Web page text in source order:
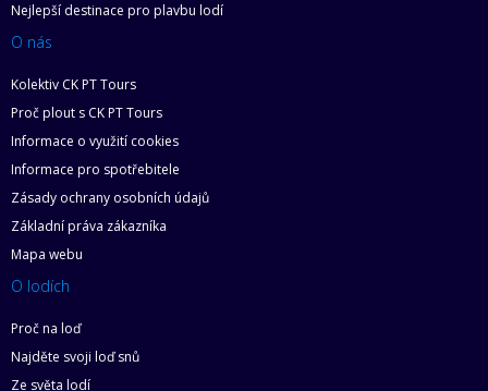
Nejlepší destinace pro plavbu lodí
O nás
Kolektiv CK PT Tours
Proč plout s CK PT Tours
Informace o využití cookies
Informace pro spotřebitele
Zásady ochrany osobních údajů
Základní práva zákazníka
Mapa webu
O lodích
Proč na loď
Najděte svoji loď snů
Ze světa lodí